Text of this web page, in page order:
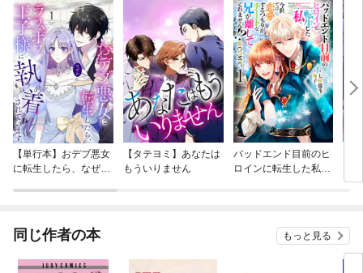
【単行本】おデブ悪女
に転生したら、なぜか
【タテヨミ】あなたは
もういりません
バッドエンド目前のヒ
ロインに転生した私、
同じ作者の本 もっと見る